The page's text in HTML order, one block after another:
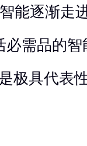
能逐渐走
必需品的
极具代表